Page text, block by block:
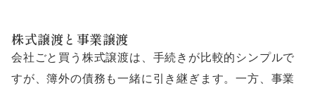
株式譲渡と事業譲渡
会社ごと買う株式譲渡は、手続きが比較的シンプルで
すが、簿外の債務も一緒に引き継ぎます。一方、事業